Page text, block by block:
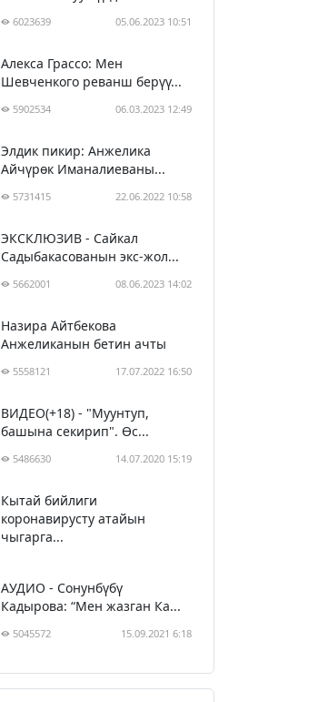
6023639 05.06.2023 10:51
Алекса Грассо: Мен
Шевченкого реванш берүү...
5902534 06.03.2023 12:49
Элдик пикир: Анжелика
Айчүрөк Иманалиеваны...
5731415 22.06.2022 10:58
ЭКСКЛЮЗИВ - Сайкал
Садыбакасованын экс-жол...
5662001 08.06.2023 14:02
Назира Айтбекова
Анжеликанын бетин ачты
5558121 17.07.2022 16:50
ВИДЕО(+18) - "Муунтуп,
башына секирип". Өс...
5486630 14.07.2020 15:19
Кытай бийлиги
коронавирусту атайын
чыгарга...
АУДИО - Сонунбүбү
Кадырова: “Мен жазган Ка...
5045572 15.09.2021 6:18